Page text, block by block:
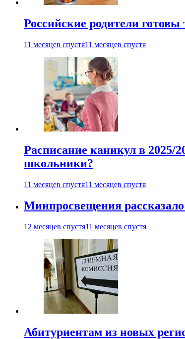
Российские родители
11 месяцев спустя11 месяцев спустя
Расписание каникул в 2025/
школьники?
11 месяцев спустя11 месяцев спустя
Минпросвещения рассказало
12 месяцев спустя11 месяцев спустя
Абитуриентам из новых